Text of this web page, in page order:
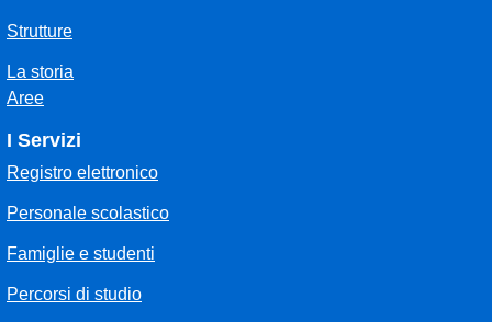
Strutture
La storia
Aree
I Servizi
Registro elettronico
Personale scolastico
Famiglie e studenti
Percorsi di studio